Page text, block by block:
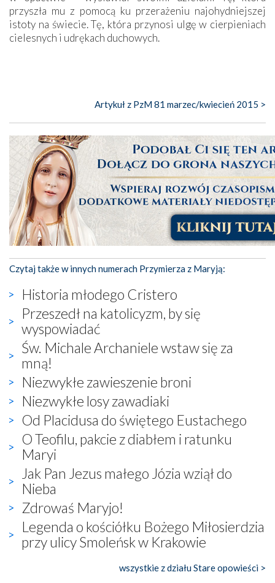
przyszła mu z pomocą ku przerażeniu najohydniejszej
istoty na świecie. Tę, która przynosi ulgę w cierpieniach
cielesnych i udrękach duchowych.
Artykuł z PzM 81 marzec/kwiecień 2015 >
Czytaj także w innych numerach Przymierza z Maryją:
Historia młodego Cristero
Przeszedł na katolicyzm, by się
wyspowiadać
Św. Michale Archaniele wstaw się za
mną!
Niezwykłe zawieszenie broni
Niezwykłe losy zawadiaki
Od Placidusa do świętego Eustachego
O Teofilu, pakcie z diabłem i ratunku
Maryi
Jak Pan Jezus małego Józia wziął do
Nieba
Zdrowaś Maryjo!
Legenda o kościółku Bożego Miłosierdzia
przy ulicy Smoleńsk w Krakowie
wszystkie z działu Stare opowieści >